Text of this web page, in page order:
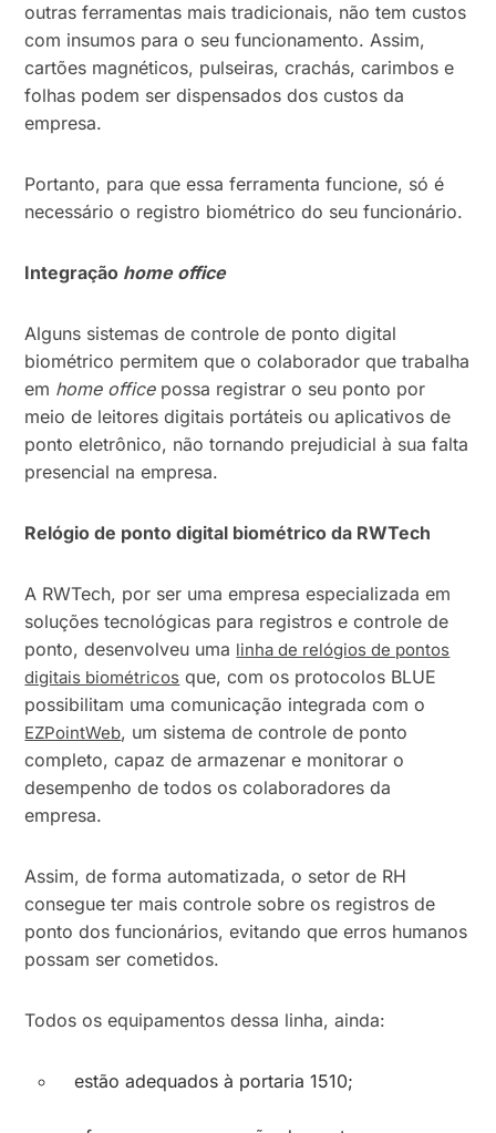
outras ferramentas mais tradicionais, não tem custos
com insumos para o seu funcionamento. Assim,
cartões magnéticos, pulseiras, crachás, carimbos e
folhas podem ser dispensados dos custos da
empresa.
Portanto, para que essa ferramenta funcione, só é
necessário o registro biométrico do seu funcionário.
Integração home office
Alguns sistemas de controle de ponto digital
biométrico permitem que o colaborador que trabalha
em home officepossa registrar o seu ponto por
meio de leitores digitais portáteis ou aplicativos de
ponto eletrônico, não tornando prejudicial à sua falta
presencial na empresa.
Relógio de ponto digital biométrico da RWTech
A RWTech, por ser uma empresa especializada em
soluções tecnológicas para registros e controle de
ponto, desenvolveu uma linha de relógios de pontos
digitais biométricos que, com os protocolos BLUE
possibilitam uma comunicação integrada com o
EZPointWeb, um sistema de controle de ponto
completo, capaz de armazenar e monitorar o
desempenho de todos os colaboradores da
empresa.
Assim, de forma automatizada, o setor de RH
consegue ter mais controle sobre os registros de
ponto dos funcionários, evitando que erros humanos
possam ser cometidos.
Todos os equipamentos dessa linha, ainda:
estão adequados à portaria 1510;